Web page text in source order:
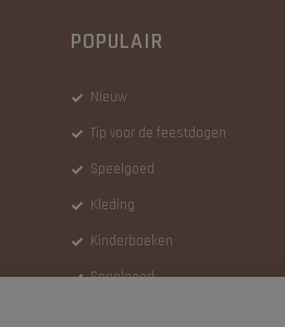
POPULAIR
Nieuw
Tip voor de feestdagen
Speelgoed
Kleding
Kinderboeken
Speelgoed